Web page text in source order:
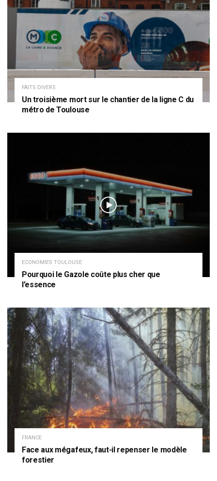
FAITS DIVERS
Un troisième mort sur le chantier de la ligne C du
métro de Toulouse
ECONOMIES TOULOUSE
Pourquoi le Gazole coûte plus cher que
l’essence
FRANCE
Face aux mégafeux, faut-il repenser le modèle
forestier